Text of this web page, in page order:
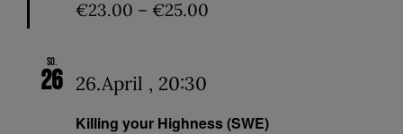
€23.00 – €25.00
So.
26
Killing your Highness (SWE)
26.April , 20:30